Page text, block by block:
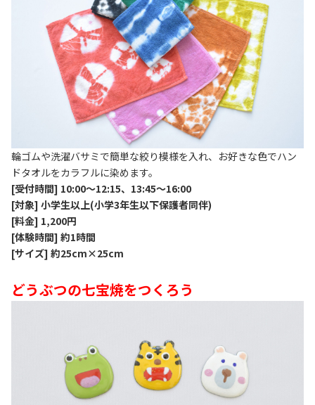
輪ゴムや洗濯バサミで簡単な絞り模様を入れ、お好きな色でハン
ドタオルをカラフルに染めます。
[受付時間] 10:00～12:15、13:45～16:00
[対象] 小学生以上(小学3年生以下保護者同伴)
[料金] 1,200円
[体験時間] 約1時間
[サイズ] 約25cm×25cm
どうぶつの七宝焼をつくろう